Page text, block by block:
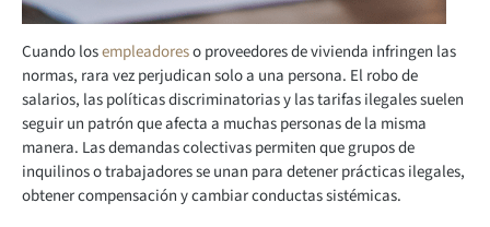
Cuando losempleadoreso proveedores de vivienda infringen las
normas, rara vez perjudican solo a una persona. El robo de
salarios, las políticas discriminatorias y las tarifas ilegales suelen
seguir un patrón que afecta a muchas personas de la misma
manera. Las demandas colectivas permiten que grupos de
inquilinos o trabajadores se unan para detener prácticas ilegales,
obtener compensación y cambiar conductas sistémicas.